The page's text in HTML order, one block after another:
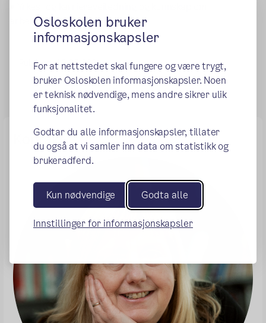
Osloskolen bruker
informasjonskapsler
For at nettstedet skal fungere og være trygt,
bruker Osloskolen informasjonskapsler. Noen
er teknisk nødvendige, mens andre sikrer ulik
funksjonalitet.
Godtar du alle informasjonskapsler, tillater
du også at vi samler inn data om statistikk og
brukeradferd.
Kun nødvendige Godta alle
Innstillinger for informasjonskapsler
arbeidsmarkedet
Publisert:13.05.2024
Kontakt